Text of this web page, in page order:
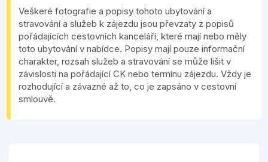
Veškeré fotografie a popisy tohoto ubytování a
stravování a služeb k zájezdu jsou převzaty z popisů
pořádajících cestovních kanceláří, které mají nebo měly
toto ubytování v nabídce. Popisy mají pouze informační
charakter, rozsah služeb a stravování se může lišit v
závislosti na pořádající CK nebo termínu zájezdu. Vždy je
rozhodující a závazné až to, co je zapsáno v cestovní
smlouvě.